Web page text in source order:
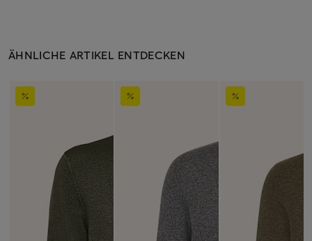
ÄHNLICHE ARTIKEL ENTDECKEN